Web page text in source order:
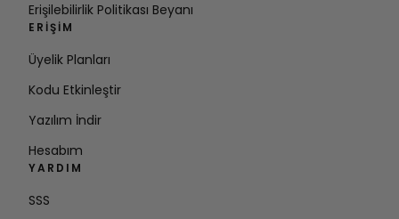
Erişilebilirlik Politikası Beyanı
ERIŞIM
Üyelik Planları
Kodu Etkinleştir
Yazılım İndir
Hesabım
YARDIM
SSS